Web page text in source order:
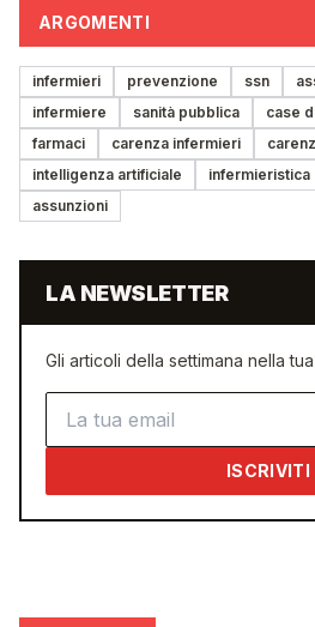
ARGOMENTI
infermieri prevenzione ssn
infermiere
sanità pubblica case
farmaci
carenza infermieri
intelligenza artificiale
infermieristica
assunzioni
LA NEWSLETTER
Gli articoli della settimana nella
ISCRIVITI